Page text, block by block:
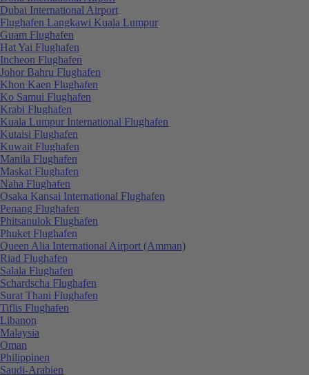
Dubai International Airport
Flughafen Langkawi Kuala Lumpur
Guam Flughafen
Hat Yai Flughafen
Incheon Flughafen
Johor Bahru Flughafen
Khon Kaen Flughafen
Ko Samui Flughafen
Krabi Flughafen
Kuala Lumpur International Flughafen
Kutaisi Flughafen
Kuwait Flughafen
Manila Flughafen
Maskat Flughafen
Naha Flughafen
Osaka Kansai International Flughafen
Penang Flughafen
Phitsanulok Flughafen
Phuket Flughafen
Queen Alia International Airport (Amman)
Riad Flughafen
Salala Flughafen
Schardscha Flughafen
Surat Thani Flughafen
Tiflis Flughafen
Libanon
Malaysia
Oman
Philippinen
Saudi-Arabien